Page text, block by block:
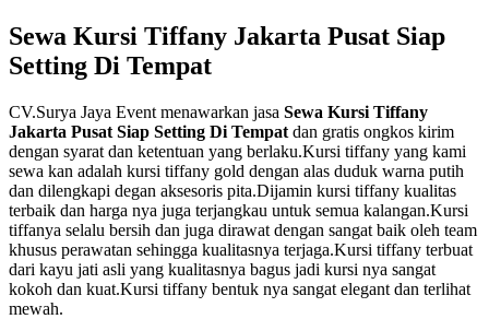
Terbaik
Sewa Kursi Tiffany Jakarta Pusat Siap
Setting Di Tempat
CV.Surya Jaya Event menawarkan jasa Sewa Kursi Tiffany
Jakarta Pusat Siap Setting Di Tempat dan gratis ongkos kirim
dengan syarat dan ketentuan yang berlaku.Kursi tiffany yang kami
sewa kan adalah kursi tiffany gold dengan alas duduk warna putih
dan dilengkapi degan aksesoris pita.Dijamin kursi tiffany kualitas
terbaik dan harga nya juga terjangkau untuk semua kalangan.Kursi
tiffanya selalu bersih dan juga dirawat dengan sangat baik oleh team
khusus perawatan sehingga kualitasnya terjaga.Kursi tiffany terbuat
dari kayu jati asli yang kualitasnya bagus jadi kursi nya sangat
kokoh dan kuat.Kursi tiffany bentuk nya sangat elegant dan terlihat
mewah.